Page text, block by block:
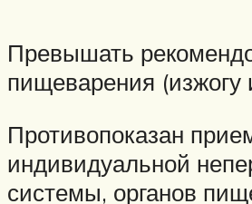
Превышать
пищеварения (изжогу
Противопоказан
индивидуальной
системы, органов